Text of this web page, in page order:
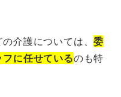
介護については、委
に任せているのも特